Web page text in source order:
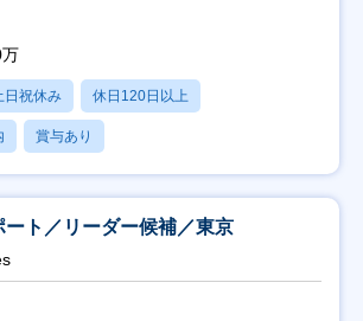
日祝休み 休日120日以上
賞与あり
ート／リーダー候補／東京